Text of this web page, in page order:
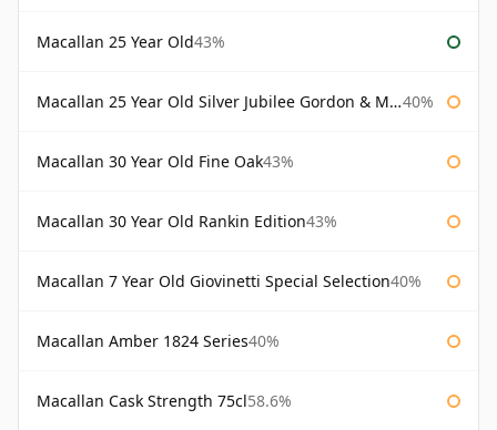
Macallan 25 Year Old43%
Macallan 25 Year Old Silver Jubilee Gordon & Macphail 40%
Macallan 30 Year Old Fine Oak43%
Macallan 30 Year Old Rankin Edition43%
Macallan 7 Year Old Giovinetti Special Selection40%
Macallan Amber 1824 Series40%
Macallan Cask Strength 75cl58.6%